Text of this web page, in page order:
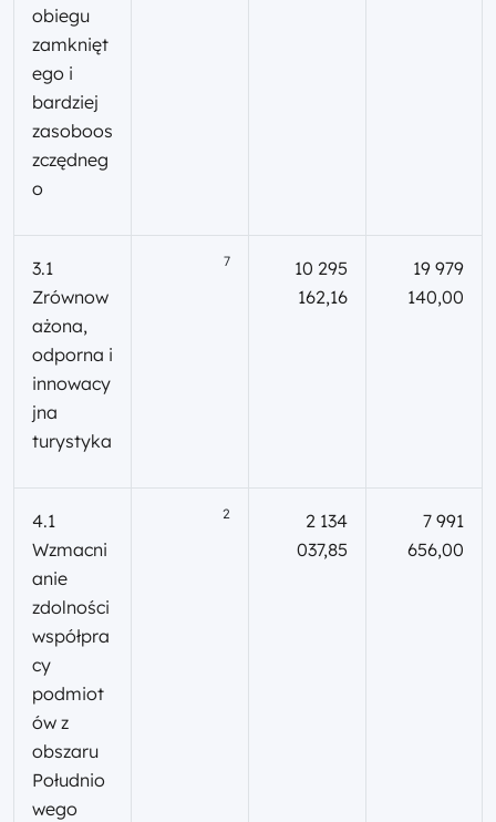
obiegu
zamknięt
ego i
bardziej
zasoboos
zczędneg
o
3.1
Zrównow
ażona,
odporna i
innowacy
jna
turystyka
7
10 295
162,16
19 979
140,00
4.1
Wzmacni
anie
zdolności
współpra
cy
podmiot
ów z
obszaru
Południo
wego
2
2 134
037,85
7 991
656,00